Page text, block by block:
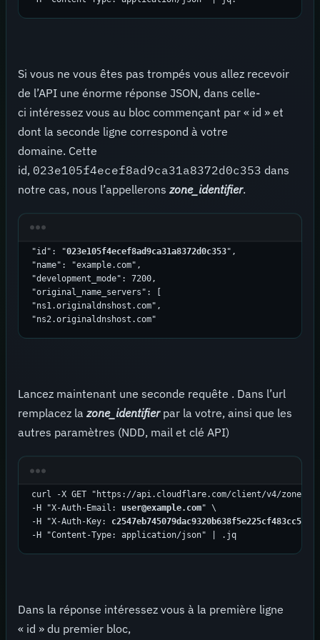
Si vous ne vous êtes pas trompés vous allez recevoir
de l’API une énorme réponse JSON, dans celle-
ci intéressez vous au bloc commençant par « id » et
dont la seconde ligne correspond à votre
domaine. Cette
id, 023e105f4ecef8ad9ca31a8372d0c353 dans
notre cas, nous l’appellerons zone_identifier.
"id": "023e105f4ecef8ad9ca31a8372d0c353",
"name": "example.com",
"development_mode": 7200,
"original_name_servers": [
"ns1.originaldnshost.com",
Lancez maintenant une seconde requête . Dans l’url
remplacez la zone_identifierpar la votre, ainsi que les
autres paramètres (NDD, mail et clé API)
curl -X GET "https://api.cloudflare.com/client/v4/zones/
-H "X-Auth-Email:
user@example.com" \
-H "X-Auth-Key:
-H "Content-Type: application/json" | .jq
Dans la réponse intéressez vous à la première ligne
« id » du premier bloc,